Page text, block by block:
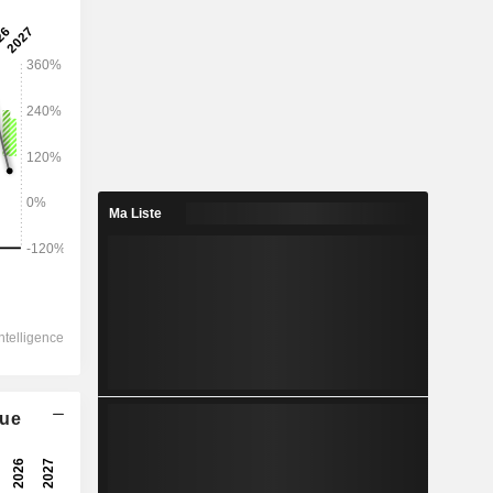
2027
0,5 %
323,64 %
Ma Liste